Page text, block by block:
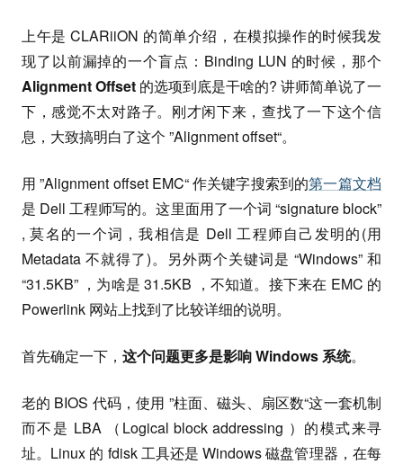
上午是 CLARiiON 的简单介绍，在模拟操作的时候我发
现了以前漏掉的一个盲点：Binding LUN 的时候，那个
Alignment Offset 的选项到底是干啥的? 讲师简单说了一
下，感觉不太对路子。刚才闲下来，查找了一下这个信
息，大致搞明白了这个 ”Alignment offset“。
用 ”Alignment offset EMC“ 作关键字搜索到的第一篇文档
是 Dell 工程师写的。这里面用了一个词 “signature block”
, 莫名的一个词，我相信是 Dell 工程师自己发明的(用
Metadata 不就得了)。另外两个关键词是 “Windows” 和
“31.5KB” ，为啥是 31.5KB ，不知道。接下来在 EMC 的
Powerlink 网站上找到了比较详细的说明。
首先确定一下， 这个问题更多是影响 Windows 系统。
老的 BIOS 代码，使用 ”柱面、磁头、扇区数“这一套机制
而不是 LBA （Logical block addressing ）的模式来寻
址。Linux 的 fdisk 工具还是 Windows 磁盘管理器，在每